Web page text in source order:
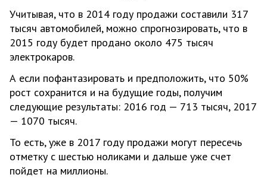
Учитывая, что в 2014 году продажи составили 317
тысяч автомобилей, можно спрогнозировать, что в
2015 году будет продано около 475 тысяч
электрокаров.
А если пофантазировать и предположить, что 50%
рост сохранится и на будущие годы, получим
следующие результаты: 2016 год — 713 тысяч, 2017
— 1070 тысяч.
То есть, уже в 2017 году продажи могут пересечь
отметку с шестью ноликами и дальше уже счет
пойдет на миллионы.